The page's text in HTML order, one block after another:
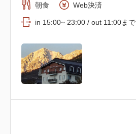
朝食 Web決済
in 15:00~ 23:00 / out 11:00まで